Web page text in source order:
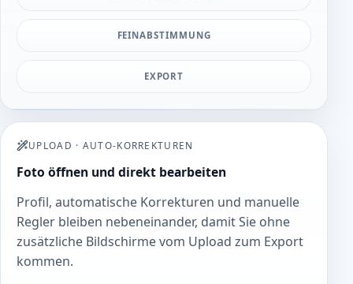
FEINABSTIMMUNG
EXPORT
UPLOAD · AUTO-KORREKTUREN
Foto öffnen und direkt bearbeiten
Profil, automatische Korrekturen und manuelle
Regler bleiben nebeneinander, damit Sie ohne
zusätzliche Bildschirme vom Upload zum Export
kommen.